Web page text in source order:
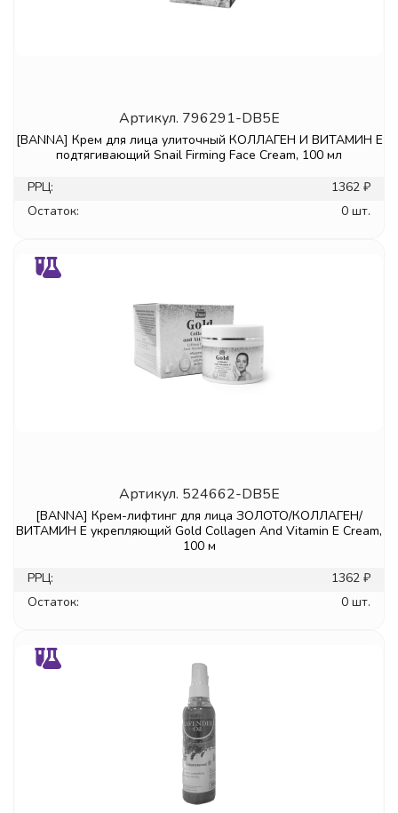
Артикул. 796291-DB5E
[BANNA] Крем для лица улиточный КОЛЛАГЕН И ВИТАМИН Е
подтягивающий Snail Firming Face Cream, 100 мл
РРЦ:
1362 ₽
Остаток:
0 шт.
Артикул. 524662-DB5E
[BANNA] Крем-лифтинг для лица ЗОЛОТО/КОЛЛАГЕН/
ВИТАМИН Е укрепляющий Gold Collagen And Vitamin E Cream,
100 м
РРЦ:
1362 ₽
Остаток:
0 шт.